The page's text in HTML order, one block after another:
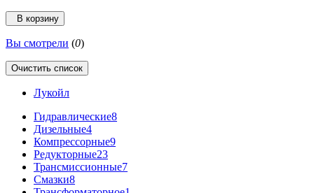
В корзину
Вы смотрели (0)
Очистить список
Лукойл
Гидравлические8
Дизельные4
Компрессорные9
Редукторные23
Трансмиссионные7
Смазки8